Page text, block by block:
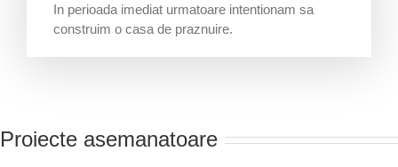
In perioada imediat urmatoare intentionam sa
construim o casa de praznuire.
Proiecte asemanatoare